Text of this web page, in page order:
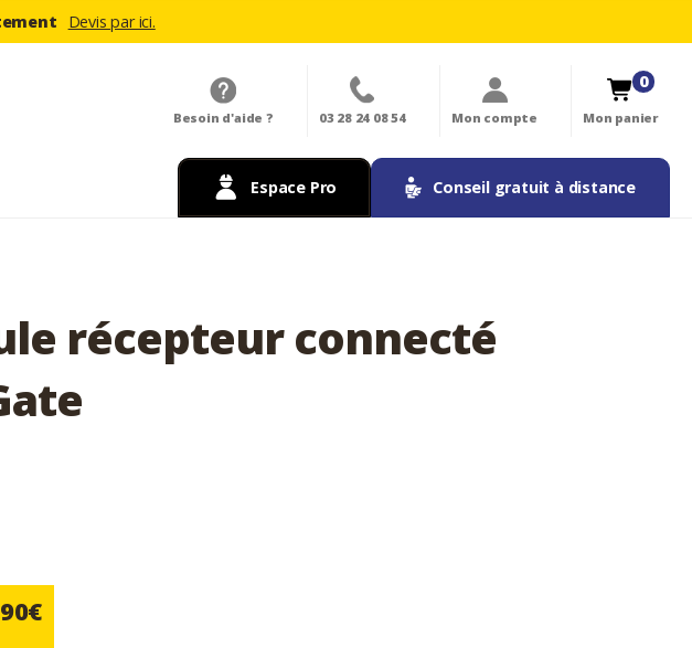
Devis par ici.
Besoin d'aide ? 03 28 24 08 54 Mon compte Mon panier
0
Espace Pro Conseil gratuit à distance
récepteur connecté